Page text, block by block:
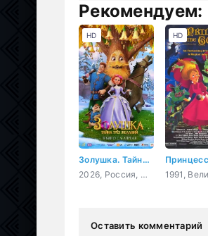
Рекомендуем:
Золушка. Тайна трёх желаний
2026, Россия, мультфильм, фэнтези
HD HD
Оставить комментарий